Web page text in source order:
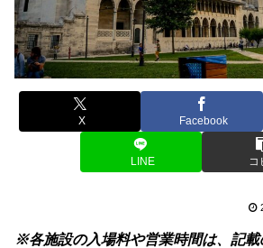
X Facebook
LINE コ
※各施設の入場料や営業時間は、記